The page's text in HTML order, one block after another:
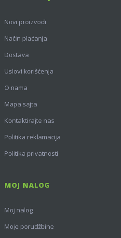
Novi proizvodi
Način plaćanja
Dostava
Uslovi korišćenja
O nama
Mapa sajta
Kontaktirajte nas
Politika reklamacija
Politika privatnosti
MOJ NALOG
Moj nalog
Moje porudžbine